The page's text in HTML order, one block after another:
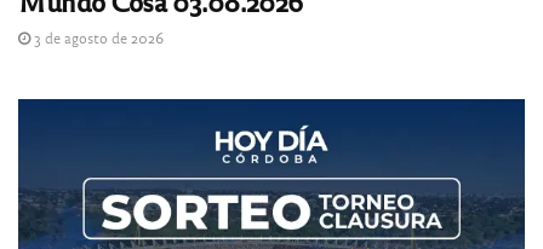
3 de agosto de 2026